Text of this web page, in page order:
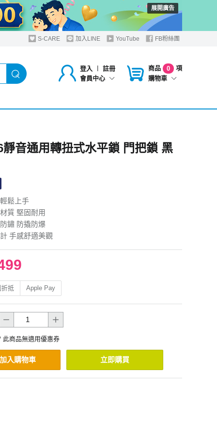
展開廣告
S-CARE 加入LINE YouTube FB粉絲團
登入 ︱
註冊
會員中心
商品 0
項
購物車
音通用轉扭式水平鎖 門把鎖 黑
鬆上手
質 堅固耐用
鏽 防撬防爆
手感舒適美觀
抵 Apple Pay
此商品無適用優惠券
加入購物車 立即購買